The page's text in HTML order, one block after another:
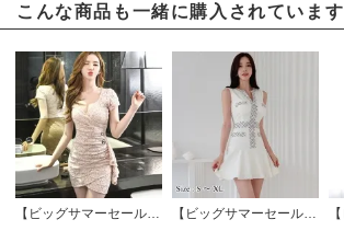
こんな商品も一緒に購入されています
【ビッグサマーセール対象品】花びらレースのセクシーカシュクールドレス(キャバドレス・CABARETDRESS)
【ビッグサマーセール対象品】ワッフル生地がナチュラルかわいい異素材コンビワンピース(キャバドレス・CABARETDRESS)